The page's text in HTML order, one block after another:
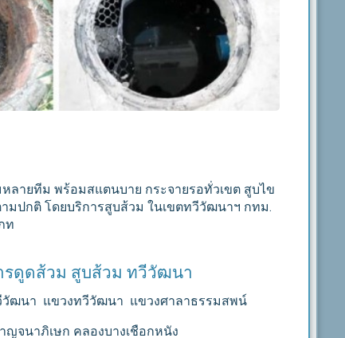
ลายทีม พร้อมสแตนบาย กระจายรอทั่วเขต สูบไข
มปกติ โดยบริการสูบส้วม ในเขตทวีวัฒนาฯ กทม.
ท
รดูดส้วม สูบส้วม ทวีวัฒนา
วัฒนา แขวงทวีวัฒนา แขวงศาลาธรรมสพน์
ญจนาภิเษก คลองบางเชือกหนัง